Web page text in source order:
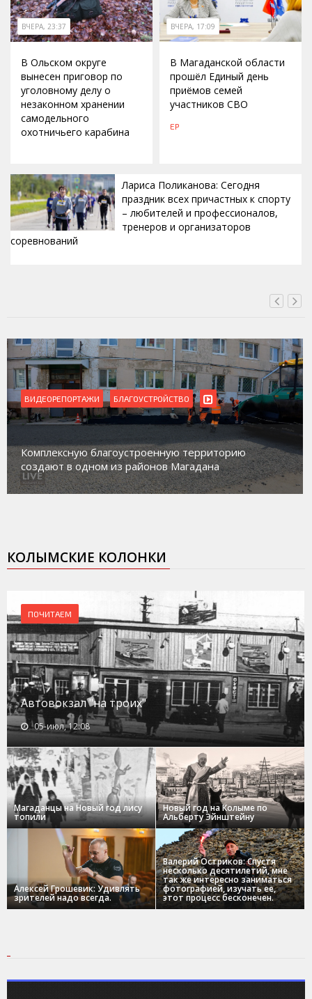
ВЧЕРА, 23:37
В Ольском округе
вынесен приговор по
уголовному делу о
незаконном хранении
самодельного
охотничьего карабина
ВЧЕРА, 17:09
В Магаданской области
прошёл Единый день
приёмов семей
участников СВО
ЕР
Лариса Поликанова: Сегодня
праздник всех причастных к спорту
– любителей и профессионалов,
тренеров и организаторов
соревнований
ВИДЕОРЕПОРТАЖИ
Магадан присоединился к пилотному проекту по
работе с несовершеннолетними из групп
социального риска «Переправа»
КОЛЫМСКИЕ КОЛОНКИ
ПОЧИТАЕМ
Автовокзал "на троих"
05-июл, 12:08
Магаданцы на Новый год лису
топили
Новый год на Колыме по
Альберту Эйнштейну
Алексей Грошевик: Удивлять
зрителей надо всегда.
Валерий Остриков: Спустя
несколько десятилетий, мне
так же интересно заниматься
фотографией, изучать ее,
этот процесс бесконечен.